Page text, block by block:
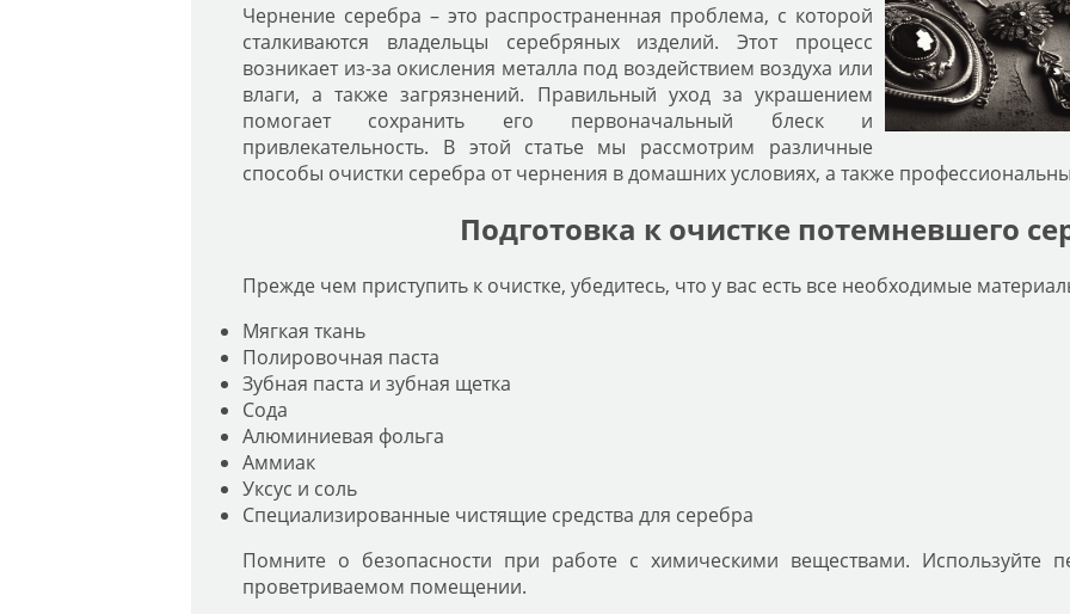
Чернение серебра – это распространенная проблема, с которой
сталкиваются владельцы серебряных изделий. Этот процесс
возникает из-за окисления металла под воздействием воздуха или
влаги, а также загрязнений. Правильный уход за украшением
помогает сохранить его первоначальный блеск и
привлекательность. В этой статье мы рассмотрим различные
способы очистки серебра от чернения в домашних условиях, а также
Подготовка к очистке потемневшего
Прежде чем приступить к очистке, убедитесь, что у вас есть все необходимые
Мягкая ткань
Полировочная паста
Зубная паста и зубная щетка
Сода
Алюминиевая фольга
Аммиак
Уксус и соль
Специализированные чистящие средства для серебра
Помните о безопасности при работе с химическими веществами. Используйте
проветриваемом помещении.